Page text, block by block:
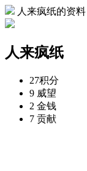
人来疯纸的资料
人来疯纸
27积分
9 威望
2 金钱
7 贡献